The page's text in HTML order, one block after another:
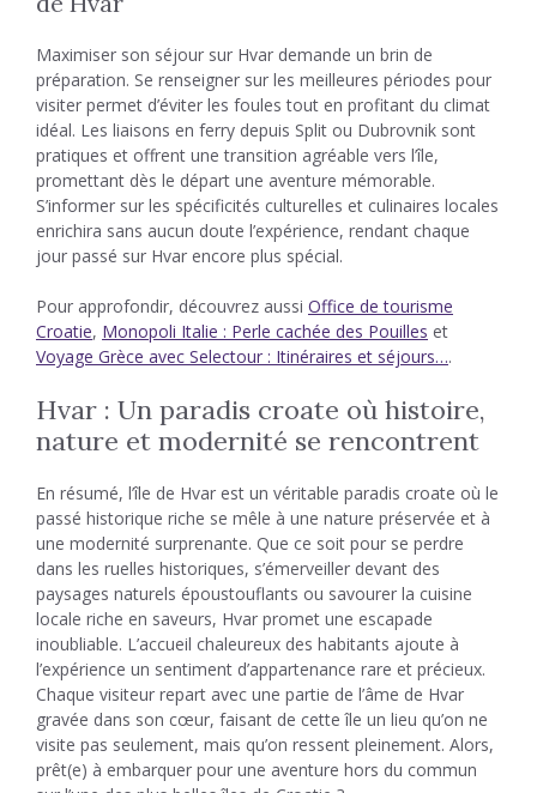
Maximiser son séjour sur Hvar demande un brin de
préparation. Se renseigner sur les meilleures périodes pour
visiter permet d’éviter les foules tout en profitant du climat
idéal. Les liaisons en ferry depuis Split ou Dubrovnik sont
pratiques et offrent une transition agréable vers l’île,
promettant dès le départ une aventure mémorable.
S’informer sur les spécificités culturelles et culinaires locales
enrichira sans aucun doute l’expérience, rendant chaque
jour passé sur Hvar encore plus spécial.
Pour approfondir, découvrez aussi Office de tourisme
Croatie, Monopoli Italie : Perle cachée des Pouilles et
Voyage Grèce avec Selectour : Itinéraires et séjours….
Hvar : Un paradis croate où histoire,
nature et modernité se rencontrent
En résumé, l’île de Hvar est un véritable paradis croate où le
passé historique riche se mêle à une nature préservée et à
une modernité surprenante. Que ce soit pour se perdre
dans les ruelles historiques, s’émerveiller devant des
paysages naturels époustouflants ou savourer la cuisine
locale riche en saveurs, Hvar promet une escapade
inoubliable. L’accueil chaleureux des habitants ajoute à
l’expérience un sentiment d’appartenance rare et précieux.
Chaque visiteur repart avec une partie de l’âme de Hvar
gravée dans son cœur, faisant de cette île un lieu qu’on ne
visite pas seulement, mais qu’on ressent pleinement. Alors,
prêt(e) à embarquer pour une aventure hors du commun